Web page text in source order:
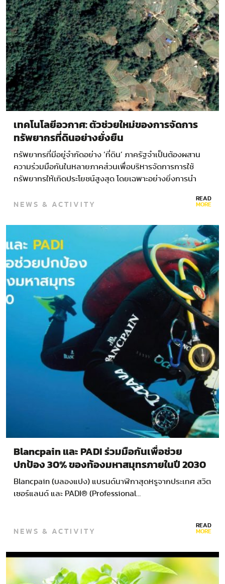
เทคโนโลยีอวกาศ: ตัวช่วยใหม่ของการจัดการ
ทรัพยากรที่ดินอย่างยั่งยืน
ทรัพยากรที่มีอยู่จำกัดอย่าง ‘ที่ดิน’ ภาครัฐจำเป็นต้องผสาน
ความร่วมมือกันในหลายภาคส่วนเพื่อบริหารจัดการการใช้
ทรัพยากรให้เกิดประโยชน์สูงสุด โดยเฉพาะอย่างยิ่งการนำ
เพื่อนำไปสู่ผลลัพธ์ที่ถูกต้อง แม่นยำ และรวดเร็ว…
NEWS & ACTIVITY READ
MORE
Blancpain และ PADI ร่วมมือกันเพื่อช่วย
ปกป้อง 30% ของท้องมหาสมุทรภายในปี 2030
Blancpain (บลองแปง) แบรนด์นาฬิกาสุดหรูจากประเทศ สวิต
เซอร์แลนด์ และ PADI® (Professional…
NEWS & ACTIVITY READ
MORE